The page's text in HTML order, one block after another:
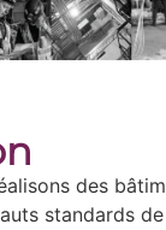
des
standards